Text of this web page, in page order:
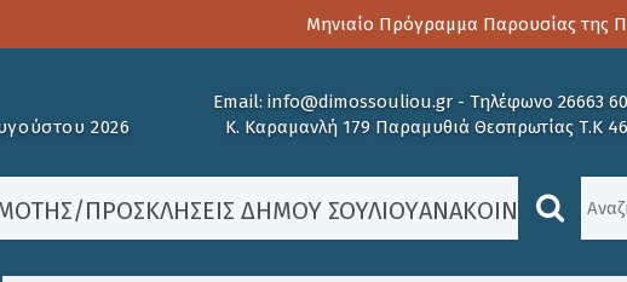
Μηνιαίο Πρόγραμμα Παρουσίας της
2026
Email: info@dimossouliou.gr - Τηλέφωνο 26663
Κ. Καραμανλή 179 Παραμυθιά Θεσπρωτίας Τ.Κ
/ΠΡΟΣΚΛΉΣΕΙΣ ΔΉΜΟΥ ΣΟΥΛΊΟΥΑΝΑΚΟΙΝΏΣΕΙΣ /